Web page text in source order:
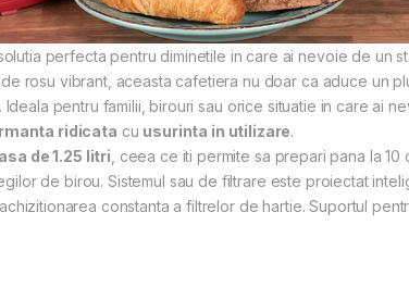
perfecta pentru diminetile in care ai nevoie de un
rosu vibrant, aceasta cafetiera nu doar ca aduce un
Ideala pentru familii, birouri sau orice situatie in care ai
ridicata cu usurinta in utilizare.
de 1.25 litri , ceea ce iti permite sa prepari pana la
de birou. Sistemul sau de filtrare este proiectat
constanta a filtrelor de hartie. Suportul